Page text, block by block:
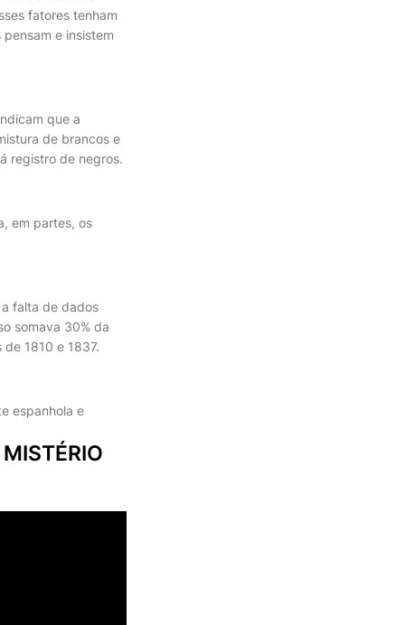
fatores tenham
e insistem
que a
de brancos e
registro de negros.
em partes, os
falta de dados
somava 30% da
1810 e 1837.
espanhola e